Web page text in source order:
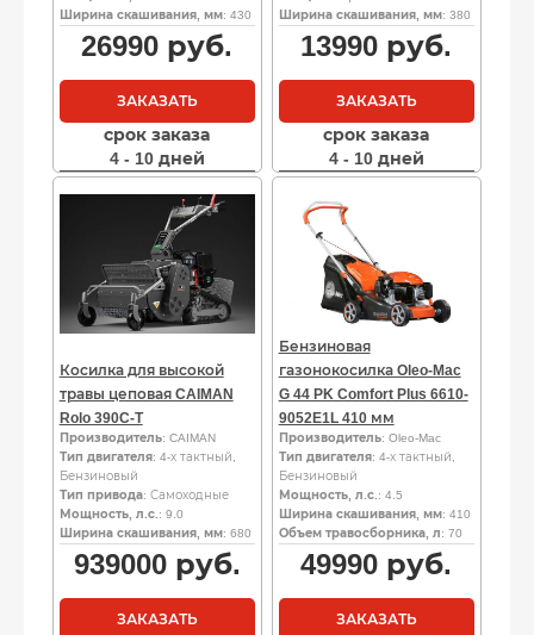
Ширина скашивания, мм: 430
26990 руб.
ЗАКАЗАТЬ
срок заказа
4 - 10 дней
Ширина скашивания, мм: 380
13990 руб.
ЗАКАЗАТЬ
срок заказа
4 - 10 дней
Косилка для высокой
травы цеповая CAIMAN
Rolo 390C-T
Производитель: CAIMAN
Тип двигателя: 4-х тактный,
Бензиновый
Тип привода: Самоходные
Мощность, л.с.: 9.0
Ширина скашивания, мм: 680
939000руб.
ЗАКАЗАТЬ
Бензиновая
газонокосилка Oleo-Mac
G 44 PK Comfort Plus 6610-
9052E1L 410 мм
Производитель: Oleo-Mac
Тип двигателя: 4-х тактный,
Бензиновый
Мощность, л.с.: 4.5
Ширина скашивания, мм: 410
Объем травосборника, л: 70
49990 руб.
ЗАКАЗАТЬ